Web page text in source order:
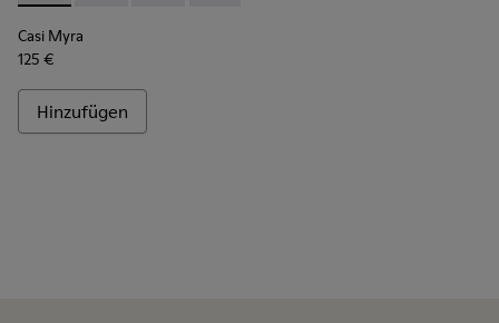
Casi Myra
125 €
Hinzufügen